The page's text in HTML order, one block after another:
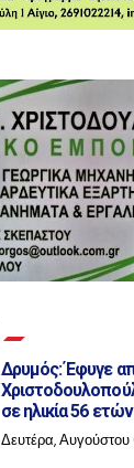
Δρυμός: Έφυγε
σε ηλικία 56 ετών
Δευτέρα,